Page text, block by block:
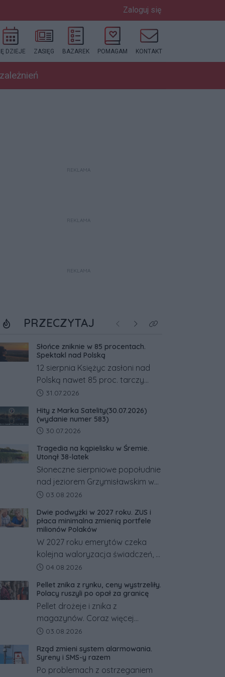
Zaloguj się
DZIEJE ZASIĘG BAZAREK POMAGAM KONTAKT
REKLAMA
REKLAMA
REKLAMA
PRZECZYTAJ Poprzednie
NastępneKliknij aby zobaczyć
Słońce zniknie w 85 procentach.
Spektakl nad Polską
12 sierpnia Księżyc zasłoni nad
Polską nawet 85 proc. tarczy
Słońca. Największe zaćmienie od
zachodem.
Data dodania artykułu:
31.07.2026
Hity z Marka Satelity(30.07.2026)
(wydanie numer 583)
Data dodania artykułu:
30.07.2026
Tragedia na kąpielisku w Śremie.
Utonął 38-latek
Słoneczne sierpniowe popołudnie
nad jeziorem Grzymisławskim w
powiecie śremskim zakończyło
zdołały odwrócić nawet
natychmiastowe działania służb
ratunkowych.
Data dodania artykułu:
03.08.2026
Dwie podwyżki w 2027 roku. ZUS i
płaca minimalna zmienią portfele
milionów Polaków
W 2027 roku emerytów czeka
kolejna waloryzacja świadczeń, a
pracowników podwyżka płacy
tym zmianom zyskają.
Data dodania artykułu:
04.08.2026
Pellet znika z rynku, ceny wystrzeliły.
Polacy ruszyli po opał za granicę
Pellet drożeje i znika z
magazynów. Coraz więcej
Polaków szuka opału za granicą,
złotych tańszy niż w kraju. Co się
dzieje?
Data dodania artykułu:
03.08.2026
Rząd zmieni system alarmowania.
Syreny i SMS-y razem
Po problemach z ostrzeganiem